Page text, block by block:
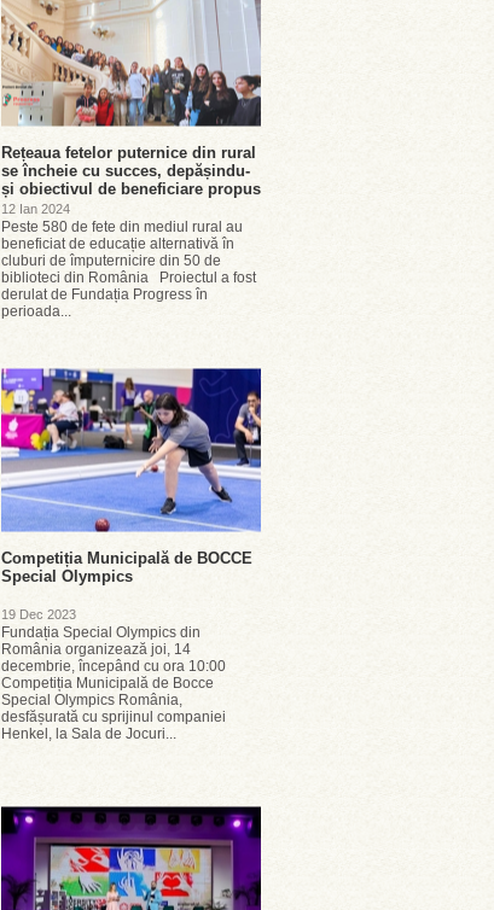
Rețeaua fetelor puternice din rural
se încheie cu succes, depășindu-
și obiectivul de beneficiare propus
12 Ian 2024
Peste 580 de fete din mediul rural au
beneficiat de educație alternativă în
cluburi de împuternicire din 50 de
biblioteci din România Proiectul a fost
derulat de Fundația Progress în
perioada...
Competiția Municipală de BOCCE
Special Olympics
19 Dec 2023
Fundația Special Olympics din
România organizează joi, 14
decembrie, începând cu ora 10:00
Competiția Municipală de Bocce
Special Olympics România,
desfășurată cu sprijinul companiei
Henkel, la Sala de Jocuri...